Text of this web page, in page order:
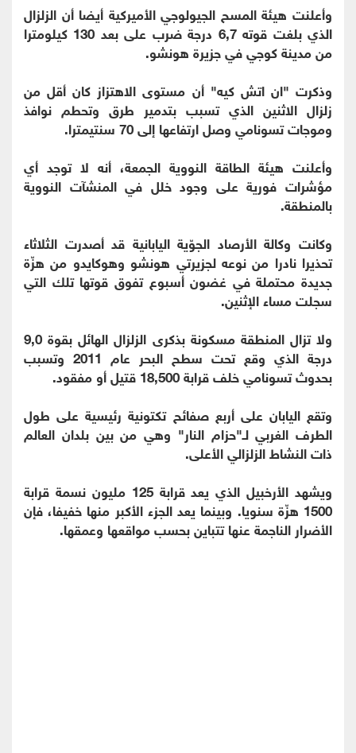
وأعلنت هيئة المسح الجيولوجي الأميركية أيضا أن الزلزال
الذي بلغت قوته 6,7 درجة ضرب على بعد 130 كيلومترا
من مدينة كوجي في جزيرة هونشو.
وذكرت "ان اتش كيه" أن مستوى الاهتزاز كان أقل من
زلزال الاثنين الذي تسبب بتدمير طرق وتحطم نوافذ
وموجات تسونامي وصل ارتفاعها إلى 70 سنتيمترا.
وأعلنت هيئة الطاقة النووية الجمعة، أنه لا توجد أي
مؤشرات فورية على وجود خلل في المنشآت النووية
بالمنطقة.
وكانت وكالة الأرصاد الجوّية اليابانية قد أصدرت الثلاثاء
تحذيرا نادرا من نوعه لجزيرتي هونشو وهوكايدو من هزّة
جديدة محتملة في غضون أسبوع تفوق قوتها تلك التي
سجلت مساء الإثنين.
ولا تزال المنطقة مسكونة بذكرى الزلزال الهائل بقوة 9,0
درجة الذي وقع تحت سطح البحر عام 2011 وتسبب
بحدوث تسونامي خلف قرابة 18,500 قتيل أو مفقود.
وتقع اليابان على أربع صفائح تكتونية رئيسية على طول
الطرف الغربي لـ"حزام النار" وهي من بين بلدان العالم
ذات النشاط الزلزالي الأعلى.
ويشهد الأرخبيل الذي يعد قرابة 125 مليون نسمة قرابة
1500 هزّة سنويا. وبينما يعد الجزء الأكبر منها خفيفا، فإن
الأضرار الناجمة عنها تتباين بحسب مواقعها وعمقها.